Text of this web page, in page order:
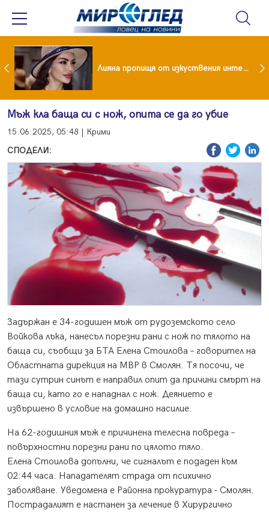
Популярен риалити герой заряза жена си заради друга Лияна пропищя от изкуствения интелект
Мъж кла баща си с нож, опита се да го убие
15.06.2025, 05:48 | Крими
СПОДЕЛИ:
Задържан е 34-годишен мъж от рудоземското село
Войкова лъка, нанесъл порезни рани с нож по тялото на
баща си, съобщи за БТА Елена Стоилова – говорител на
Областната дирекция на МВР в Смолян. Тя посочи, че
тази сутрин синът е направил опит да причини смърт на
баща си, като го е нападнал с нож. Деянието е
извършено в условие на домашно насилие.
На 62-годишния мъж е причинена телесна повреда –
повърхностни порезни рани по цялото тяло.
Елена Стоилова допълни, че сигналът е подаден към
02:44 часа. Нападателят страда от психично
заболяване. Уведомена е Районна прокуратура - Смолян.
Пострадалият е настанен за лечение в Хирургично